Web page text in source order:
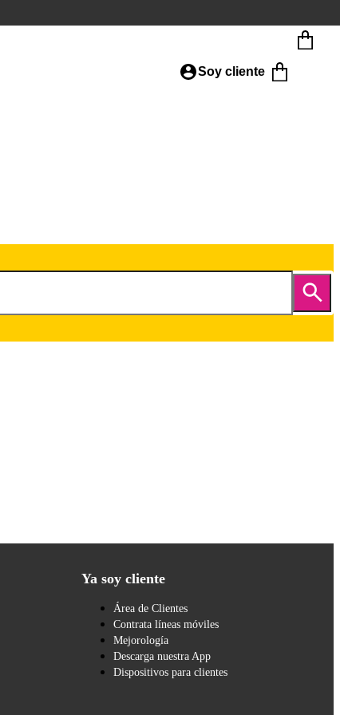
Soy cliente
Ya soy cliente
Área de Clientes
Contrata líneas móviles
Mejorología
Descarga nuestra App
Dispositivos para clientes